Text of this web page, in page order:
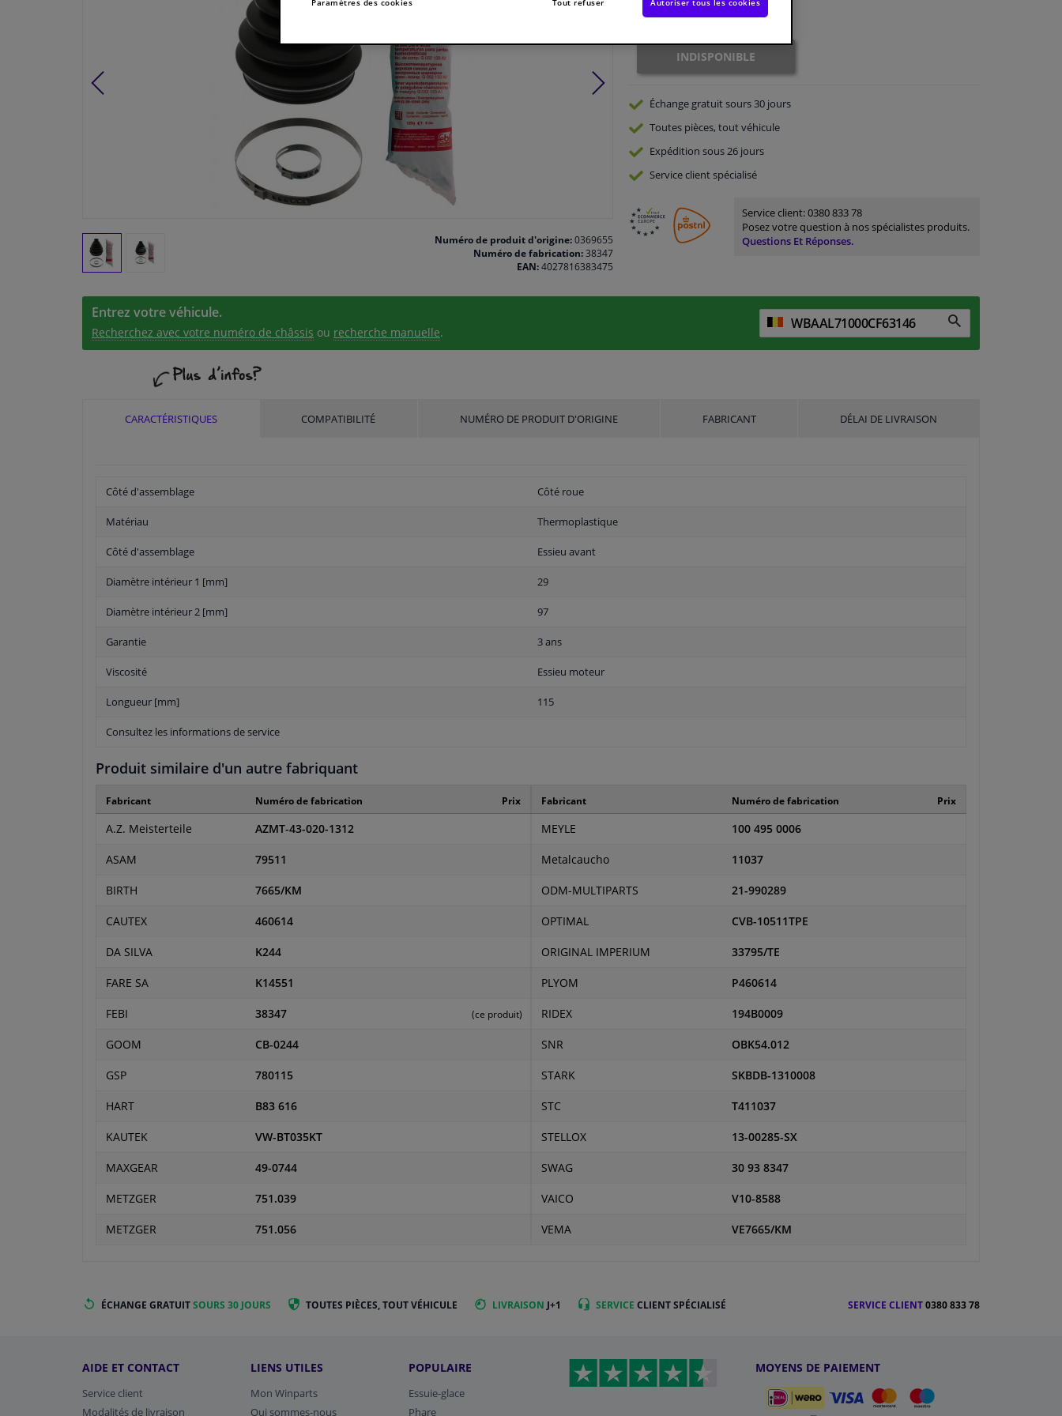
Numéro de produit d'origine:0369655
Numéro de fabrication:38347
EAN:4027816383475
Indisponible
INDISPONIBLE
Échange gratuitsours 30 jours
Toutes pièces, tout véhicule
Expédition sous 26 jours
Serviceclient spécialisé
Service client:0380 833 78
Posez votre question à nos spécialistes produits.
Questions Et Réponses.
Entrez votre véhicule.
Recherchez avec votre numéro de châssis ou recherche manuelle.
CARACTÉRISTIQUES COMPATIBILITÉ NUMÉRO DE PRODUIT D'ORIGINE FABRICANT DÉLAI DE LIVRAISON
Côté d'assemblage Côté roue
Matériau Thermoplastique
Côté d'assemblage Essieu avant
Diamètre intérieur 1 [mm] 29
Diamètre intérieur 2 [mm] 97
Garantie 3 ans
Viscosité Essieu moteur
Longueur [mm] 115
Consultez les informations de service
Produit similaire d'un autre fabriquant
Fabricant Numéro de fabrication Prix
A.Z. Meisterteile AZMT-43-020-1312
ASAM 79511
BIRTH 7665/KM
CAUTEX 460614
DA SILVA K244
FARE SA K14551
FEBI 38347 (ce produit)
GOOM CB-0244
GSP 780115
HART B83 616
KAUTEK VW-BT035KT
MAXGEAR 49-0744
METZGER 751.039
METZGER 751.056
Fabricant Numéro de fabrication Prix
MEYLE 100 495 0006
Metalcaucho 11037
ODM-MULTIPARTS 21-990289
OPTIMAL CVB-10511TPE
ORIGINAL IMPERIUM 33795/TE
PLYOM P460614
RIDEX 194B0009
SNR OBK54.012
STARK SKBDB-1310008
STC T411037
STELLOX 13-00285-SX
SWAG 30 93 8347
VAICO V10-8588
VEMA VE7665/KM
ÉCHANGE GRATUITSOURS 30 JOURS TOUTES PIÈCES, TOUT VÉHICULE LIVRAISON J+1 SERVICE CLIENT SPÉCIALISÉ SERVICE CLIENT0380 833 78
AIDE ET CONTACT
Service client
Modalités de livraison
LIENS UTILES
Mon Winparts
Qui sommes-nous
POPULAIRE
Essuie-glace
Phare
MOYENS DE PAIEMENT
Paramètres des cookies Tout refuser Autoriser tous les cookies